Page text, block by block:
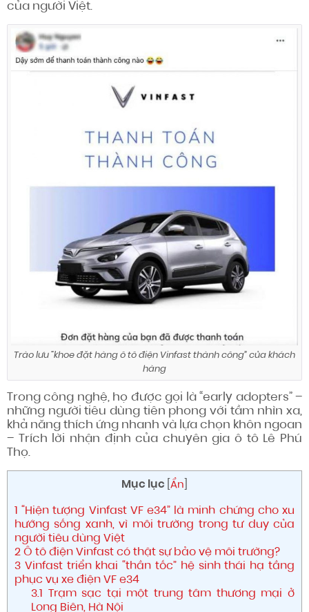
của người Việt.
Trào lưu “khoe đặt hàng ô tô điện Vinfast thành công” của khách
hàng
Trong công nghệ, họ được gọi là “early adopters” –
những người tiêu dùng tiên phong với tầm nhìn xa,
khả năng thích ứng nhanh và lựa chọn khôn ngoan
– Trích lời nhận định của chuyên gia ô tô Lê Phú
Thọ.
Mục lục Ẩn
1 “Hiện tượng Vinfast VF e34” là minh chứng cho xu
hướng sống xanh, vì môi trường trong tư duy của
người tiêu dùng Việt
2 Ô tô điện Vinfast có thật sự bảo vệ môi trường?
3 Vinfast triển khai “thần tốc” hệ sinh thái hạ tầng
phục vụ xe điện VF e34
3.1
Trạm sạc tại một trung tâm thương mại ở
Long Biên, Hà Nội